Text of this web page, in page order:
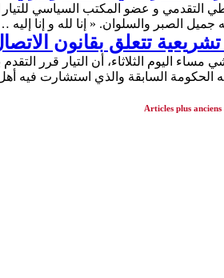
التقدمي و عضو المكتب السياسي
الصبر والسلوان. « إنا لله و إنا
تشريعية تتعلق بقانون
مساء اليوم الثلاثاء، أن التيار قرر
الحكومة السابقة والذي استشارت فيه
Articles plus anciens